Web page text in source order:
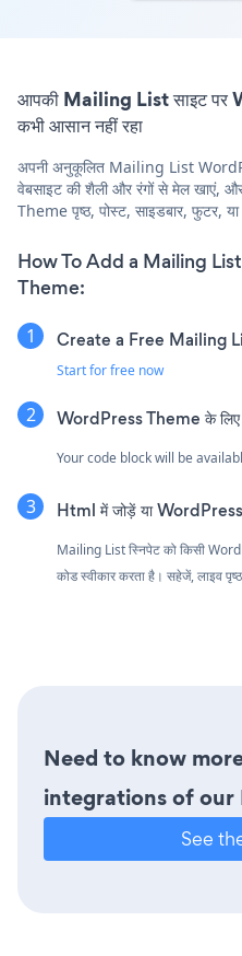
आपकी Mailing List साइट पर
कभी आसान नहीं रहा
अपनी अनुकूलित Mailing List
वेबसाइट की शैली और रंगों से मेल
Theme पृष्ठ, पोस्ट, साइडबार, फुटर,
How To Add a Mailing
Theme:
Create a Free Mailing
Start for free now
WordPress Theme के लिए
Your code block will be
Html में जोड़ें या WordPress
Mailing List स्निपेट को किसी
कोड स्वीकार करता है। सहेजें, लाइव
Need to know
integrations of our
See